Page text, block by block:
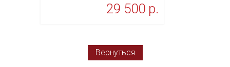
29 500 p.
Вернуться